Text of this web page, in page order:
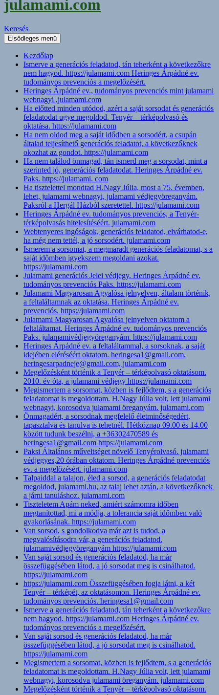
julamami.com
Keresés
Elsődleges menü
Kezdőlap
Ismerve a generációs feladatod, tán teherként a következőkre
nem hagyod. https://julamami.com Heringes Árpádné ev.
tudományos prevenciós a megelőzésért.
Heringes Árpádné ev., tudományos prevenciós mint julamami
webnagyi ,julamami.com
Ha előtted minden utódod, azért a saját sorsodat és generációs
feladatodat ugye megoldod. Tenyér – térképolvasó és
oktatása. https://julamami.com
Ha nem oldod meg a saját idődben a sorsodért, a csupán
általad teljesíthető generációs feladatot, a következőknek
okozhat az gondot. https://julamami.com
Ha nem találod önmagad, tán ismerd meg a sorsodat, mint a
szerinted jó, generációs feladatodat. Heringes Árpádné ev.
Paks. https://julamami. com
Ha tisztelettel mondtad H.Nagy Júlia, most a 75. évemben,
lehet, julamami webnagyi, julamami védjegyöreganyám.
Paksról a Hergál Házból szeretettel. https://julamami.com
Heringes Árpádné ev. tudományos prevenciós, a Tenyér-
térképolvasás hitelesítéséért. julamami.com
Webtenyeres ingóságok, generációs feladatod, elvárhatod-e,
ha még nem tettél, a jó sorsodért. julamami.com
Ismerem a sorsomat, a megmaradt generációs feladatomat, s a
saját időmben igyekszem megoldani azokat.
https://julamami.com
Julamami generációs Jelei védjegy. Heringes Árpádné ev.
tudományos prevenciós Paks. https://julamami.com
Julamami Magyarosan Agyalósa jelnyelven, általam történik,
a feltaláltamnak az oktatása. Heringes Árpádné ev.
prevenciós. https://julamami.com
Julamami Magyarosan Agyalósa jelnyelven oktatom a
feltaláltamat. Heringes Árpádné ev. tudományos prevenciós
Paks. julamamivédjegyöreganyám. https://julamami.com
Heringes Árpádné ev. a feltaláltammal, a sorsoknak, a saját
idejében eléréséért oktatom. heringesa1@gmail.com,
heringesarpadneje@gmail.com, julamami.com
Megelőzésként történik a Tenyér – térképolvasó oktatásom.
2010. év óta, a julamami védjegy https://julamami.com
Megismertem a sorsomat, közben is fejlődtem, s a generációs
feladatomat is megoldottam. H.Nagy Júlia volt, lett julamami
webnagyi, korosodva julamami öreganyám. julamami.com
Önmagadért, a sorsodnak megfelelő életminőségedért,
tapasztalva és tanulva is tehetnél. Hétköznap 09.00 és 14.00
között tudunk beszélni, a +36302470589 és
heringesa1@gmail.com https://julamami.com
Paksi Általános műveltséget növelő Tenyérolvasó. julamami
védjegyes,20 órában oktatom. Heringes Árpádné prevenciós
ev. a megelőzésért. julamami.com
Talpaiddal a talajon, éled a sorsod, a generációs feladatodat
megoldod, julamami.hu, az talaj lehet aztán, a következőknek
a járni tanuláshoz. julamami.com
Tiszteletem Apám neked, amiért számomra időben
megtanítottad, mi a módja, a tolerancia saját időmben való
gyakorlásának. https://julamami.com
Van sorsod, s gondolkodva már azt is tudod, a
megvalósításodra vár, a generációs feladatod.
julamamivédjegyöreganyám https://julamami.com
Van saját sorsod és generációs feladatod, ha már
összefüggésében látod, a jó sorsodat meg is csinálhatod.
https://julamami.com
https://julamami.com Összefüggésében fogja látni, a két
Tenyér – térképét, az oktatásomon. Heringes Árpádné ev.
tudományos prevenciós. heringesa1@gmail.com
Ismerve a generációs feladatod, tán teherként a következőkre
nem hagyod. https://julamami.com Heringes Árpádné ev.
tudományos prevenciós a megelőzésért.
Van saját sorsod és generációs feladatod, ha már
összefüggésében látod, a jó sorsodat meg is csinálhatod.
https://julamami.com
Megismertem a sorsomat, közben is fejlődtem, s a generációs
feladatomat is megoldottam. H.Nagy Júlia volt, lett julamami
webnagyi, korosodva julamami öreganyám. julamami.com
Megelőzésként történik a Tenyér – térképolvasó oktatásom.